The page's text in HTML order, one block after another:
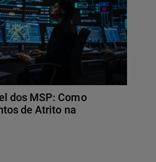
dos MSP: Como
de Atrito na